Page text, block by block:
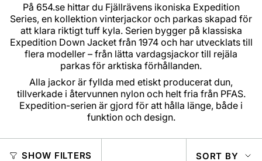
På 654.se hittar du Fjällrävens ikoniska Expedition
Series, en kollektion vinterjackor och parkas skapad för
att klara riktigt tuff kyla. Serien bygger på klassiska
Expedition Down Jacket från 1974 och har utvecklats till
flera modeller – från lätta vardagsjackor till rejäla
parkas för arktiska förhållanden.
Alla jackor är fyllda med etiskt producerat dun,
tillverkade i återvunnen nylon och helt fria från PFAS.
Expedition-serien är gjord för att hålla länge, både i
funktion och design.
SHOW FILTERS SORT BY